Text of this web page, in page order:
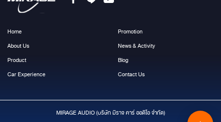
Home
About Us
Product
Car Experience
Promotion
News & Activity
Blog
Contact Us
MIRAGE AUDIO (บริษัท มีราจ คาร์ ออดิโอ จำกัด)